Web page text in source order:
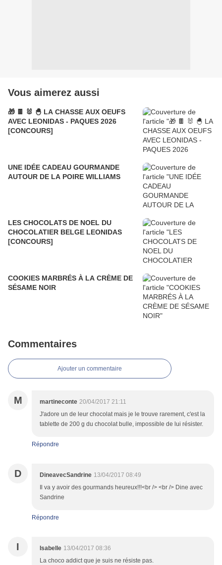
Vous aimerez aussi
🎁 🍫 🐰 🐣 LA CHASSE AUX OEUFS
AVEC LEONIDAS - PAQUES 2026
[CONCOURS]
UNE IDÉE CADEAU GOURMANDE
AUTOUR DE LA POIRE WILLIAMS
LES CHOCOLATS DE NOEL DU
CHOCOLATIER BELGE LEONIDAS
[CONCOURS]
COOKIES MARBRÉS À LA CRÈME DE
SÉSAME NOIR
Commentaires
Ajouter un commentaire
M martineconte 20/04/2017 21:11
J'adore un de leur chocolat mais je le trouve rarement, c'est la
tablette de 200 g du chocolat bulle, impossible de lui résister.
Répondre
D DineavecSandrine 13/04/2017 08:49
Il va y avoir des gourmands heureux!!!<br /> <br /> Dine avec
Sandrine
Répondre
I Isabelle 13/04/2017 08:36
La choco addict que je suis ne résiste pas.